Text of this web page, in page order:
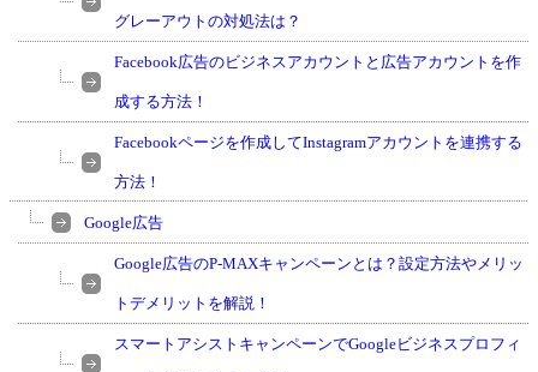
グレーアウトの対処法は？
Facebook広告のビジネスアカウントと広告アカウントを作
成する方法！
Facebookページを作成してInstagramアカウントを連携する
方法！
Google広告
Google広告のP-MAXキャンペーンとは？設定方法やメリッ
トデメリットを解説！
スマートアシストキャンペーンでGoogleビジネスプロフィ